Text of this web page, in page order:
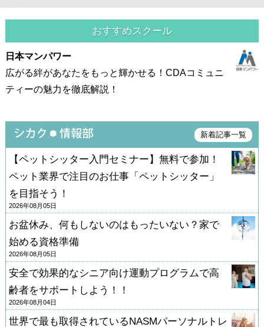
おすすめスクール
日本マンパワー
広がる絆があなたをもっと輝かせる！CDAコミュニ
ティーの魅力を徹底解説！
新着記事一覧
【ペットシッター入門セミナー】無料で参加！
ペット業界で注目のお仕事「ペットシッター」
を目指そう！
2026年08月05日
お盆休み、何もしないのはもったいない？家で
始める資格準備
2026年08月05日
安全で効果的なシニア向け運動プログラムで高
齢者をサポートしよう！！
2026年08月04日
世界で最も取得されているNASMパーソナルトレ